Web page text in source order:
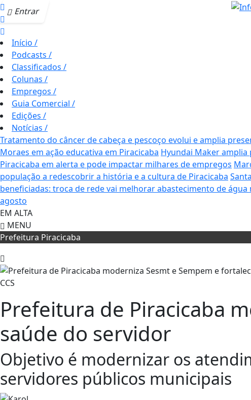
Entrar
Início /
Podcasts /
Classificados /
Colunas /
Empregos /
Guia Comercial /
Edições /
Notícias /
Tratamento do câncer de cabeça e pescoço evolui e amplia
Moraes em ação educativa em Piracicaba Hyundai Maker
Piracicaba em alerta e pode impactar milhares de empregos
população a redescobrir a história e a cultura de Piracicaba
beneficiadas: troca de rede vai melhorar abastecimento de água
agosto
EM ALTA
MENU
Prefeitura Piracicaba
CCS
Prefeitura de Piracicaba
saúde do servidor
Objetivo é modernizar os
servidores públicos municipais